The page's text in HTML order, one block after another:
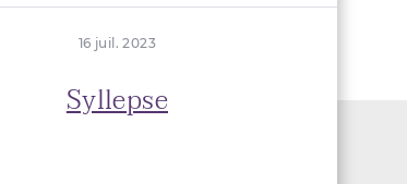
16 juil. 2023
Syllepse